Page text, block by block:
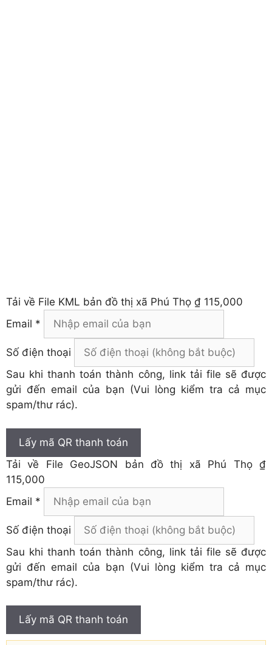
Tải về File KML bản đồ thị xã Phú Thọ ₫ 115,000
Email *
Số điện thoại
Sau khi thanh toán thành công, link tải file sẽ được
gửi đến email của bạn (Vui lòng kiểm tra cả mục
spam/thư rác).
Lấy mã QR thanh toán
Tải về File GeoJSON bản đồ thị xã Phú Thọ
₫
115,000
Email *
Số điện thoại
Sau khi thanh toán thành công, link tải file sẽ được
gửi đến email của bạn (Vui lòng kiểm tra cả mục
spam/thư rác).
Lấy mã QR thanh toán